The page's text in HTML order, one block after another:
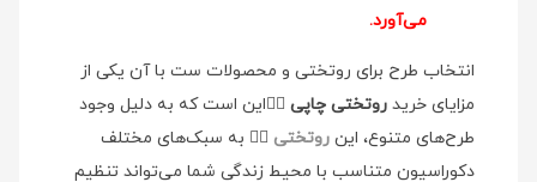
می‌آورد.
انتخاب طرح برای روتختی و محصولات ست با آن یکی از
مزایای خرید روتختی چاپی 👉🏻این است که به دلیل وجود
طرح‌های متنوع، این روتختی 👉🏻 به سبک‌های مختلف
دکوراسیون متناسب با محیط زندگی شما می‌تواند تنظیم